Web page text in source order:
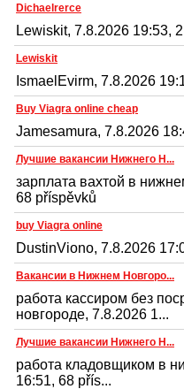
Dichaelrerce
Lewiskit, 7.8.2026 19:53,
Lewiskit
IsmaelEvirm, 7.8.2026
Buy Viagra online cheap
Jamesamura, 7.8.2026
Лучшие вакансии Нижнего Н...
зарплата вахтой в
68 příspěvků
buy Viagra online
DustinViono, 7.8.2026
Вакансии в Нижнем Новгоро...
работа кассиром без
новгороде, 7.8.2026 1...
Лучшие вакансии Нижнего Н...
работа кладовщиком в
16:51, 68 přís...